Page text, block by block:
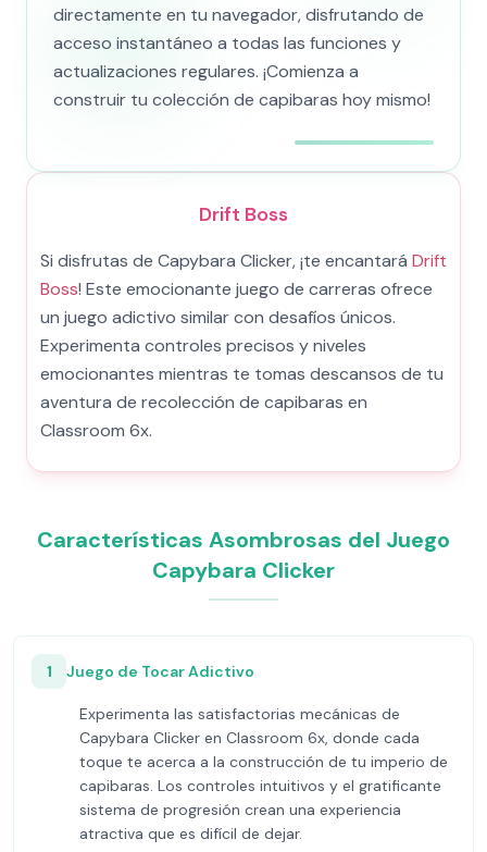
directamente en tu navegador, disfrutando de
acceso instantáneo a todas las funciones y
actualizaciones regulares. ¡Comienza a
construir tu colección de capibaras hoy mismo!
Drift Boss
Si disfrutas de Capybara Clicker, ¡te encantará Drift
Boss! Este emocionante juego de carreras ofrece
un juego adictivo similar con desafíos únicos.
Experimenta controles precisos y niveles
emocionantes mientras te tomas descansos de tu
aventura de recolección de capibaras en
Classroom 6x.
Características Asombrosas del Juego
Capybara Clicker
1 Juego de Tocar Adictivo
Experimenta las satisfactorias mecánicas de
Capybara Clicker en Classroom 6x, donde cada
toque te acerca a la construcción de tu imperio de
capibaras. Los controles intuitivos y el gratificante
sistema de progresión crean una experiencia
atractiva que es difícil de dejar.